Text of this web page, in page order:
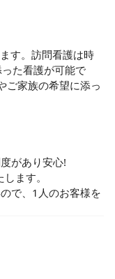
す。訪問看護は時
た看護が可能で
ご家族の希望に添っ
があり安心!
ます。
で、1人のお客様を